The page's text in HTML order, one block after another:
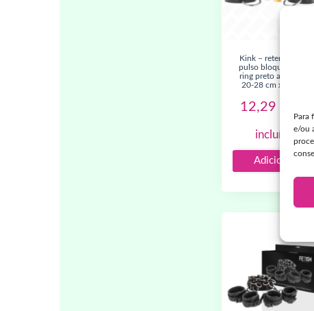
Para
e/ou
kink – retenções de
pulso bloqueadas o-
ring preto ajustáveis
20-28 cm x 5,5 cm
12,29
incluído
Adicionar